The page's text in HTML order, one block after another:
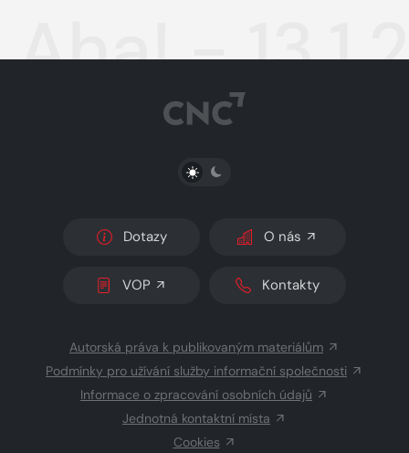
Aha! -
PŘEPNOUT SVĚTLÝ/TMAVÝ REŽIM
Dotazy O nás
VOP Kontakty
Autorská práva k publikovaným materiálům
Podmínky pro užívání služby informační společnosti
Informace o zpracování osobních údajů
Jednotná kontaktní místa
Cookies